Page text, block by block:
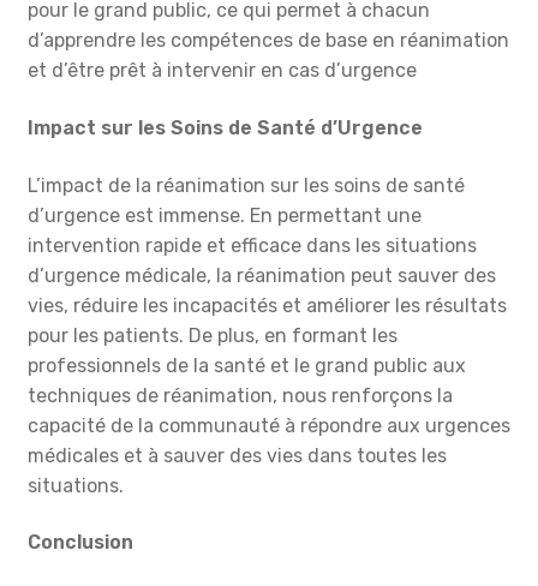
pour le grand public, ce qui permet à chacun
d’apprendre les compétences de base en réanimation
et d’être prêt à intervenir en cas d’urgence
Impact sur les Soins de Santé d’Urgence
L’impact de la réanimation sur les soins de santé
d’urgence est immense. En permettant une
intervention rapide et efficace dans les situations
d’urgence médicale, la réanimation peut sauver des
vies, réduire les incapacités et améliorer les résultats
pour les patients. De plus, en formant les
professionnels de la santé et le grand public aux
techniques de réanimation, nous renforçons la
capacité de la communauté à répondre aux urgences
médicales et à sauver des vies dans toutes les
situations.
Conclusion